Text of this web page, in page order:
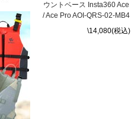
ウントベース Insta360 Ace
/ Ace Pro AOI-QRS-02-MB4
\14,080(税込)